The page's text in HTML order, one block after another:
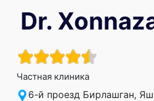
Dr.
Частная клиника
6-й проезд Бирлашган,